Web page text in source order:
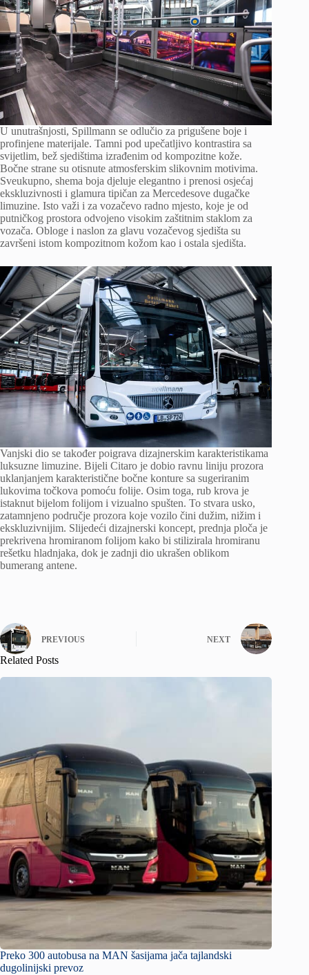
U unutrašnjosti, Spillmann se odlučio za prigušene boje i
profinjene materijale. Tamni pod upečatljivo kontrastira sa
svijetlim, bež sjedištima izrađenim od kompozitne kože.
Bočne strane su otisnute atmosferskim slikovnim motivima.
Sveukupno, shema boja djeluje elegantno i prenosi osjećaj
ekskluzivnosti i glamura tipičan za Mercedesove dugačke
limuzine. Isto važi i za vozačevo radno mjesto, koje je od
putničkog prostora odvojeno visokim zaštitnim staklom za
vozača. Obloge i naslon za glavu vozačevog sjedišta su
završeni istom kompozitnom kožom kao i ostala sjedišta.
Vanjski dio se također poigrava dizajnerskim karakteristikama
luksuzne limuzine. Bijeli Citaro je dobio ravnu liniju prozora
uklanjanjem karakteristične bočne konture sa sugeriranim
lukovima točkova pomoću folije. Osim toga, rub krova je
istaknut bijelom folijom i vizualno spušten. To stvara usko,
zatamnjeno područje prozora koje vozilo čini dužim, nižim i
ekskluzivnijim. Slijedeći dizajnerski koncept, prednja ploča je
prekrivena hromiranom folijom kako bi stilizirala hromiranu
rešetku hladnjaka, dok je zadnji dio ukrašen oblikom
bumerang antene.
PREVIOUS NEXT
Related Posts
Preko 300 autobusa na MAN šasijama jača tajlandski
dugolinijski prevoz